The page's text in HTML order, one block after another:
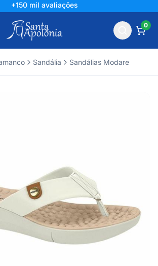
+150 mil avaliações
0
Sandália Sandálias Modare